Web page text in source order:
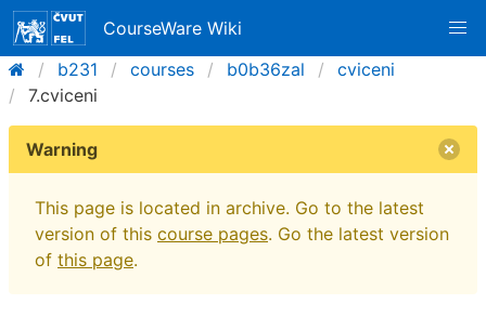
CourseWare Wiki
b231
courses b0b36zal
cviceni
7.cviceni
Warning
This page is located in archive. Go to the latest
version of this course pages. Go the latest version
of this page.